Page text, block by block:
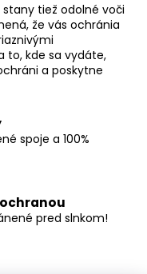
tiež odolné voči
že vás ochránia
to, kde sa vydáte,
a poskytne
spoje a 100%
pred slnkom!